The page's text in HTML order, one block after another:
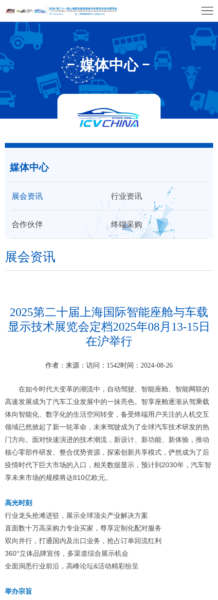
首
于
会
展
中
心
众
心
展
场
期
媒
媒体中心
媒体中心
展会资讯 行业资讯
合作伙伴 终端采购
展会资讯
2025第二十届上海国际智能座舱与车载
显示技术展览会定档2025年08月13-15日
在沪举行
作者： 来源： 访问：1542时间：2024-08-26
在如今时代大变革的潮流中，自动驾驶、智能座舱、智能网联的
高速发展成为了汽车工业发展中的一抹亮色。智享座舱逐渐从驾乘载
体向智能化、数字化的生活空间转变，备受终端用户关注的人机交互
领域已然掀起了新一轮革命，未来驾驶成为了全球汽车技术研发的热
门方向。面对快速演进的技术潮流，新设计、新功能、新体验，推动
核心零部件研发、整合优势资源，探索创新共享模式，俨然成为了后
疫情时代下巨大市场的入口，相关数据显示，预计到2030年，汽车智
享未来市场的规模将达810亿欧元。
高光时刻
行业龙头抢滩进驻，展示全球顶尖产业解决方案
直面数十万高采购力专业买家，尊享定制化配对服务
双向并行，打通国内及出口业务，抢占订单回流红利
360°立体品牌宣传，多渠道综合展示机会
全面洞悉行业前沿，高峰论坛&活动精彩纷呈
举办宗旨